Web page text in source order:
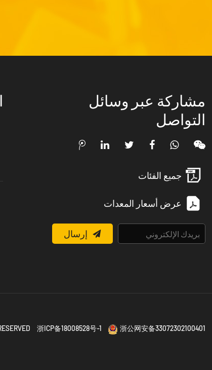
مشاركة عبر وسائل
التواصل
جميع الفئات
عرض أسعار المعدات
إرسال
浙ICP备18008528号-1 浙公网安备33072302100401